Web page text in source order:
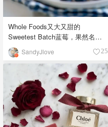
Whole Foods又大又甜的
Sweetest Batch蓝莓，果然名副
其实！SandyJlove 25